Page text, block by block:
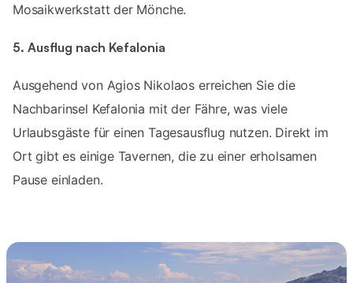
Mosaikwerkstatt der Mönche.
5. Ausflug nach Kefalonia
Ausgehend von Agios Nikolaos erreichen Sie die
Nachbarinsel Kefalonia mit der Fähre, was viele
Urlaubsgäste für einen Tagesausflug nutzen. Direkt im
Ort gibt es einige Tavernen, die zu einer erholsamen
Pause einladen.